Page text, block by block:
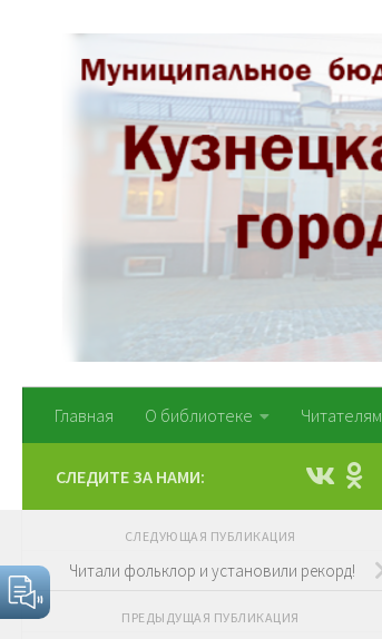
Перейти к содержимому
Главная О библиотеке Читателям
СЛЕДИТЕ ЗА НАМИ:
СЛЕДУЮЩАЯ ПУБЛИКАЦИЯ
Читали фольклор и установили рекорд!
ПРЕДЫДУЩАЯ ПУБЛИКАЦИЯ